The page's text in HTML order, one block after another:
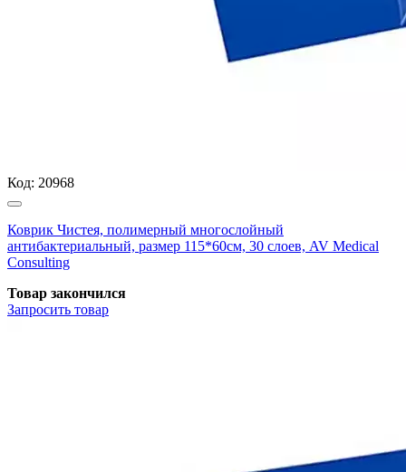
Код: 20968
Коврик Чистея, полимерный многослойный
антибактериальный, размер 115*60см, 30 слоев, AV Medical
Consulting
Товар закончился
Запросить товар